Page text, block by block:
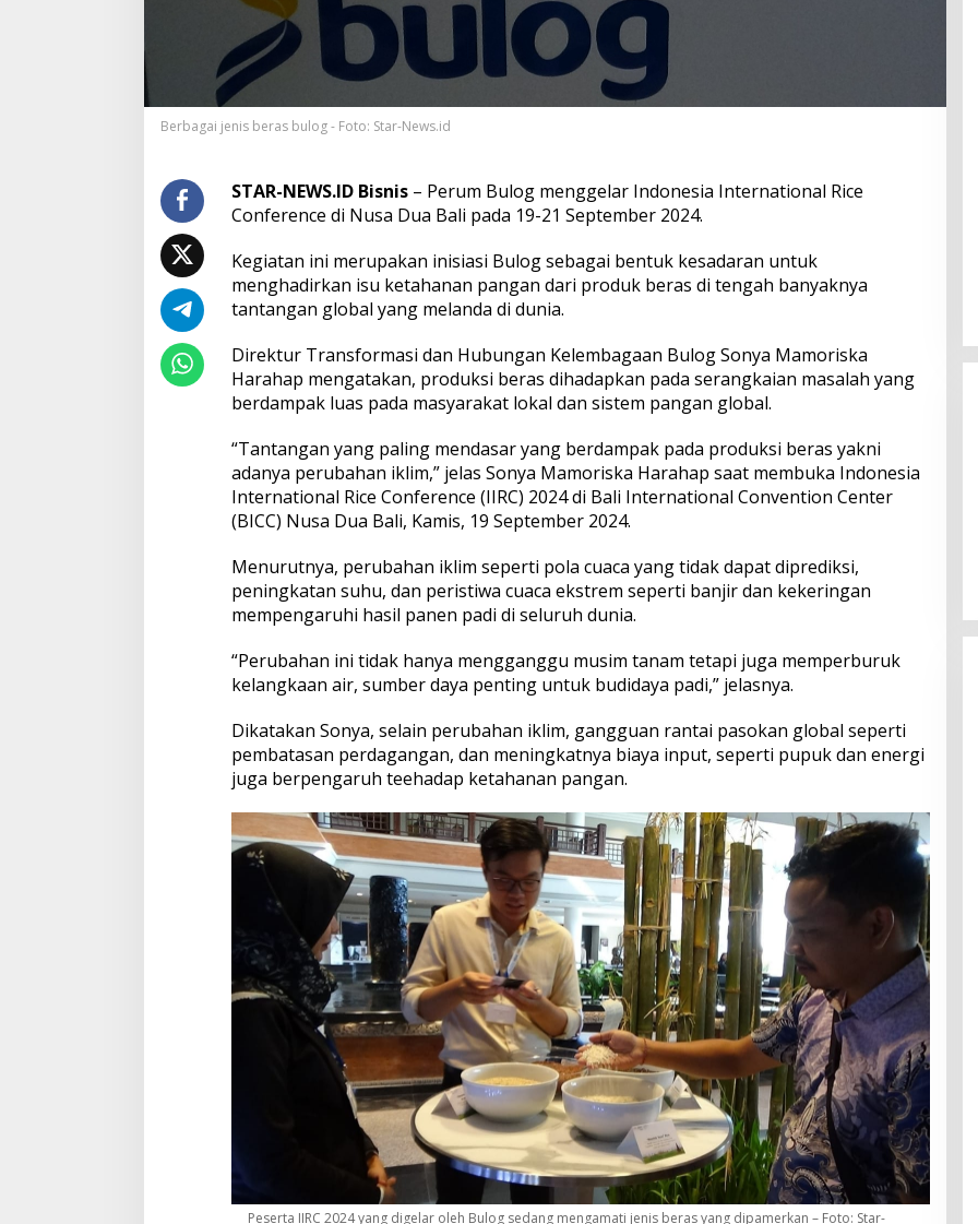
a
n
a
g
a
r
d
k
s
i
e
a
s
d
a
n
y
a
e
r
u
b
h
a
n
k
l
i
Berbagai jenis beras bulog - Foto: Star-News.id
STAR-NEWS.ID Bisnis– Perum Bulog menggelar Indonesia International Rice
Conference di Nusa Dua Bali pada 19-21 September 2024.
Kegiatan ini merupakan inisiasi Bulog sebagai bentuk kesadaran untuk
menghadirkan isu ketahanan pangan dari produk beras di tengah banyaknya
tantangan global yang melanda di dunia.
Direktur Transformasi dan Hubungan Kelembagaan Bulog Sonya Mamoriska
Harahap mengatakan, produksi beras dihadapkan pada serangkaian masalah yang
berdampak luas pada masyarakat lokal dan sistem pangan global.
“Tantangan yang paling mendasar yang berdampak pada produksi beras yakni
adanya perubahan iklim,” jelas Sonya Mamoriska Harahap saat membuka Indonesia
International Rice Conference (IIRC) 2024 di Bali International Convention Center
(BICC) Nusa Dua Bali, Kamis, 19 September 2024.
Menurutnya, perubahan iklim seperti pola cuaca yang tidak dapat diprediksi,
peningkatan suhu, dan peristiwa cuaca ekstrem seperti banjir dan kekeringan
mempengaruhi hasil panen padi di seluruh dunia.
“Perubahan ini tidak hanya mengganggu musim tanam tetapi juga memperburuk
kelangkaan air, sumber daya penting untuk budidaya padi,” jelasnya.
Dikatakan Sonya, selain perubahan iklim, gangguan rantai pasokan global seperti
pembatasan perdagangan, dan meningkatnya biaya input, seperti pupuk dan energi
juga berpengaruh teehadap ketahanan pangan.
Peserta IIRC 2024 yang digelar oleh Bulog sedang mengamati jenis beras yang dipamerkan – Foto: Star-
Village Grand Outlet Bali Resmi
Dibuka di KEK Kura Kura